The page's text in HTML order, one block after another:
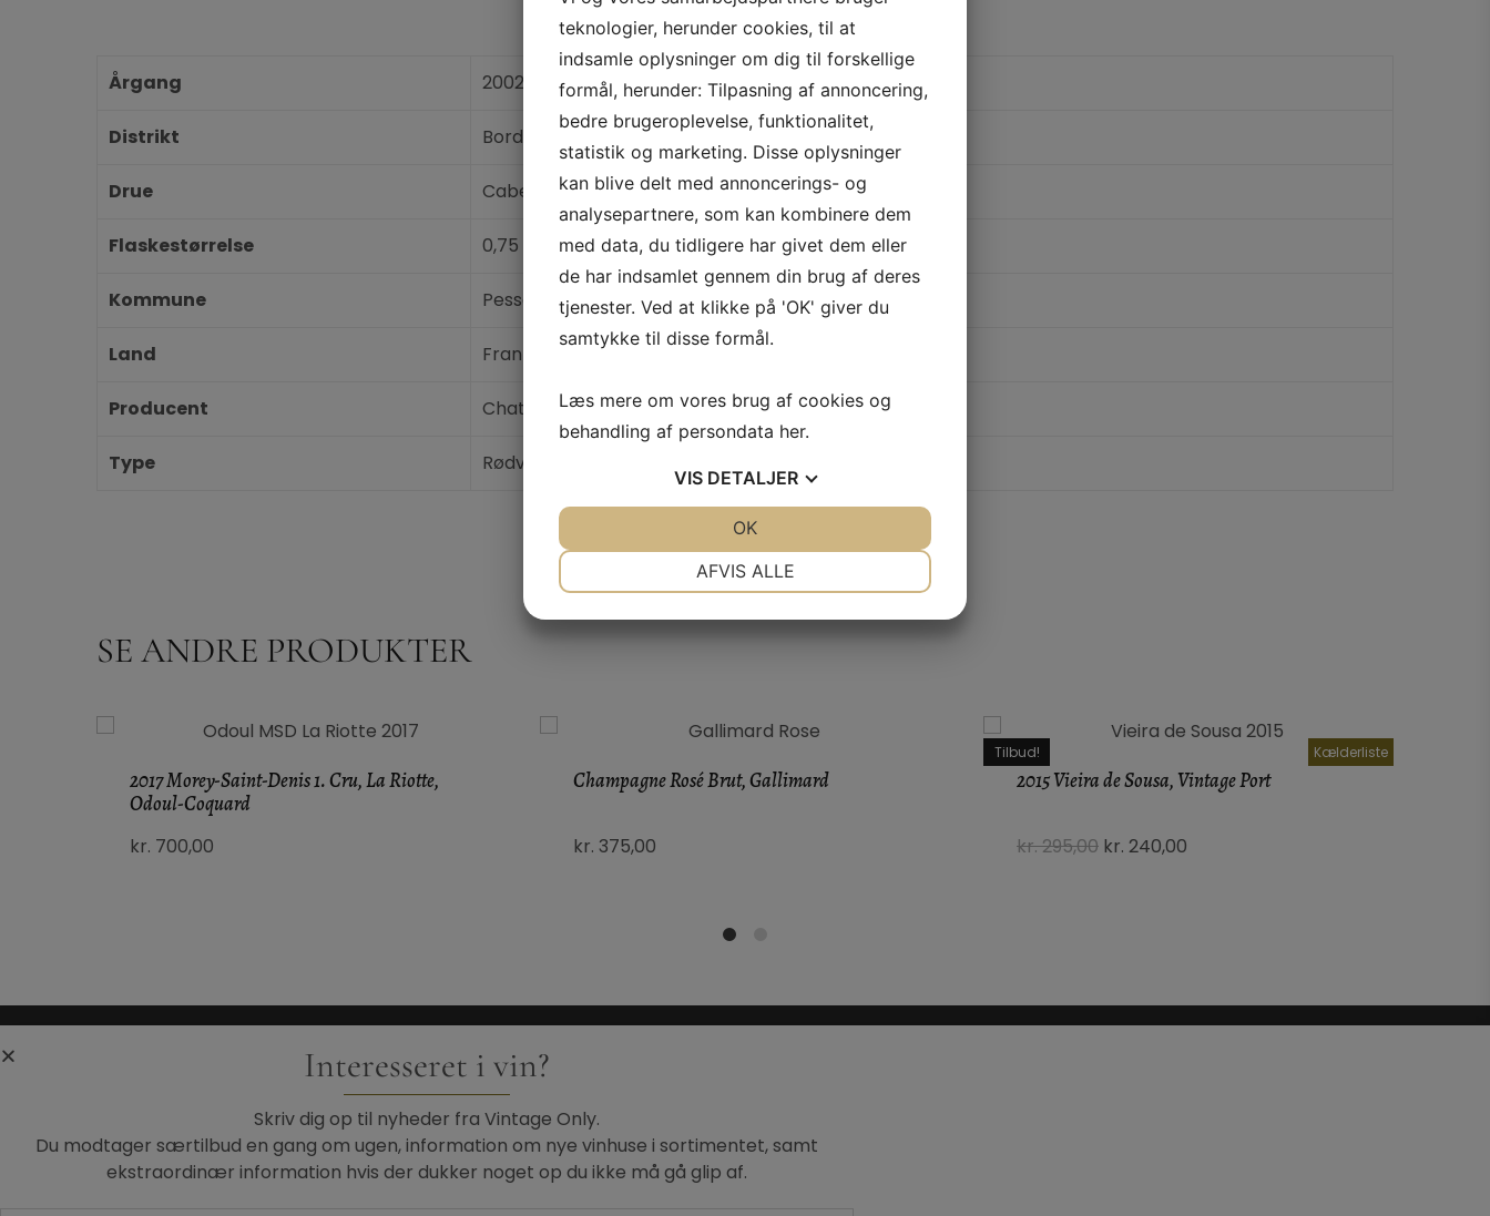
Årgang 2002
Distrikt Bordeaux
Drue Cabernet Franc,Cabernet Sauvignon,Merlot
Flaskestørrelse 0,75 liter
Kommune Pessac Leognan
Land Frankrig
Producent Chateau Haut-Brion
Type Rødvin
SE ANDRE PRODUKTER
2017 Morey-Saint-Denis 1. Cru, La Riotte,
Odoul-Coquard
kr. 700,00
Champagne Rosé Brut, Gallimard
kr. 375,00
Kælderliste
Tilbud!
2015 Vieira de Sousa, Vintage Port
kr.295,00 kr. 240,00
VINTAGE ONLY
Privatlivspolitik Handelsbetingelser Persondatapolitik
teknologier, herunder cookies, til at
indsamle oplysninger om dig til forskellige
formål, herunder: Tilpasning af annoncering,
bedre brugeroplevelse, funktionalitet,
statistik og marketing. Disse oplysninger
kan blive delt med annoncerings- og
analysepartnere, som kan kombinere dem
med data, du tidligere har givet dem eller
de har indsamlet gennem din brug af deres
tjenester. Ved at klikke på 'OK' giver du
samtykke til disse formål.
Læs mere om vores brug af cookies og
behandling af persondata her.
VIS DETALJER
AFVIS ALLE
OK
Interesseret i vin?
Skriv dig op til nyheder fra Vintage Only.
Du modtager særtilbud en gang om ugen, information om nye vinhuse i sortimentet, samt
ekstraordinær information hvis der dukker noget op du ikke må gå glip af.